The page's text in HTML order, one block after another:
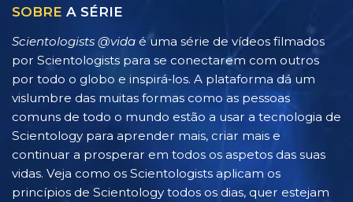
SOBRE A SÉRIE
Scientologists @vida é uma série de vídeos filmados
por Scientologists para se conectarem com outros
por todo o globo e inspirá‑los. A plataforma dá um
vislumbre das muitas formas como as pessoas
comuns de todo o mundo estão a usar a tecnologia de
Scientology para aprender mais, criar mais e
continuar a prosperar em todos os aspetos das suas
vidas. Veja como os Scientologists aplicam os
princípios de Scientology todos os dias, quer estejam